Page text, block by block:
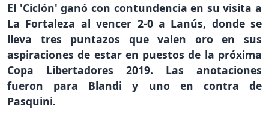
El 'Ciclón' ganó con contundencia en su visita a
La Fortaleza al vencer 2-0 a Lanús, donde se
lleva tres puntazos que valen oro en sus
aspiraciones de estar en puestos de la próxima
Copa Libertadores 2019. Las anotaciones
fueron para Blandi y uno en contra de
Pasquini.